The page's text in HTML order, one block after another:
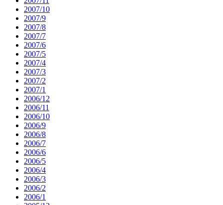
2007/10
2007/9
2007/8
2007/7
2007/6
2007/5
2007/4
2007/3
2007/2
2007/1
2006/12
2006/11
2006/10
2006/9
2006/8
2006/7
2006/6
2006/5
2006/4
2006/3
2006/2
2006/1